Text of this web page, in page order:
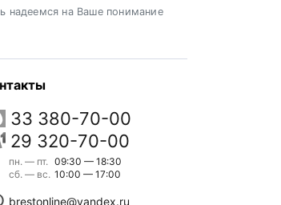
надеемся на Ваше понимание
33 380-70-00
29 320-70-00
пн. — пт.
сб. — вс.
09:30 — 18:30
10:00 — 17:00
brestonline@yandex.ru